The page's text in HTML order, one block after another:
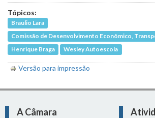
Tópicos:
Braulio Lara
Comissão de Desenvolvimento Econômico,
Henrique Braga
Wesley Autoescola
Versão para impressão
A Câmara